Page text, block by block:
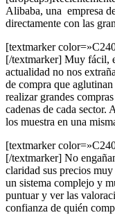
Alibaba, una empresa
directamente con las
[textmarker
[/textmarker] Muy fácil,
actualidad no nos
de compra que
realizar grandes
cadenas de cada sector.
los muestra en una
[textmarker
[/textmarker] No
claridad sus precios
un sistema complejo y
puntuar y ver las
confianza de quién